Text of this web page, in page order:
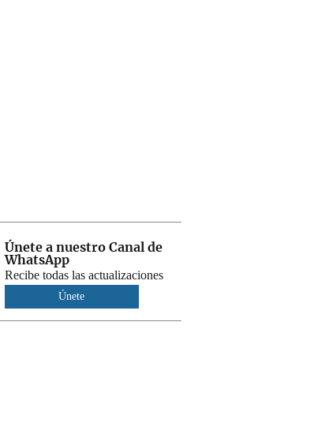
Únete a nuestro Canal de
WhatsApp
Recibe todas las actualizaciones
Únete